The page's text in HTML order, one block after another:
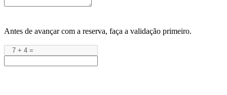
Antes de avançar com a reserva, faça a validação primeiro.